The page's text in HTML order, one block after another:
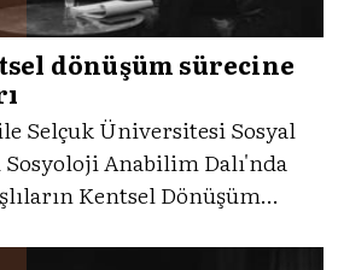
dönüşüm sürecine
Selçuk Üniversitesi Sosyal
Anabilim Dalı'nda
Kentsel Dönüşüm